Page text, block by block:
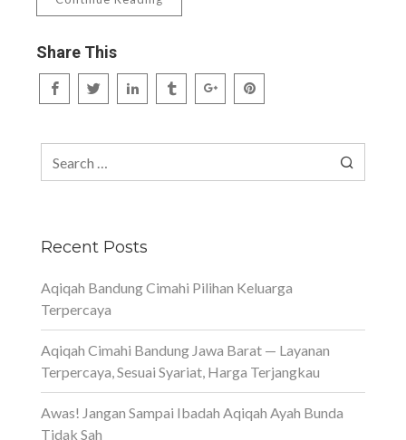
Share This
Recent Posts
Aqiqah Bandung Cimahi Pilihan Keluarga
Terpercaya
Aqiqah Cimahi Bandung Jawa Barat — Layanan
Terpercaya, Sesuai Syariat, Harga Terjangkau
Awas! Jangan Sampai Ibadah Aqiqah Ayah Bunda
Tidak Sah